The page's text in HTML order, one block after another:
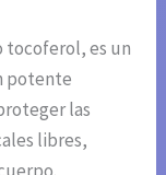
tocoferol, es un
potente
las
libres,